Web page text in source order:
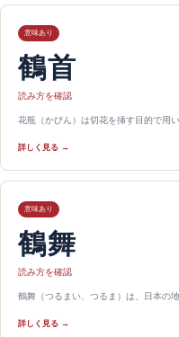
意味あり
鶴首
読み方を確認
花瓶（かびん）は切花を挿す目的で用
詳しく見る →
意味あり
鶴舞
読み方を確認
鶴舞（つるまい、つるま）は、日本の地
詳しく見る →